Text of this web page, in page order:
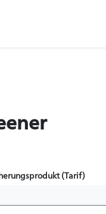
(Tarif)